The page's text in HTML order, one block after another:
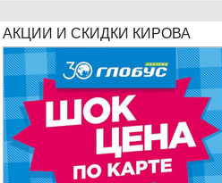
АКЦИИ И СКИДКИ КИРОВА